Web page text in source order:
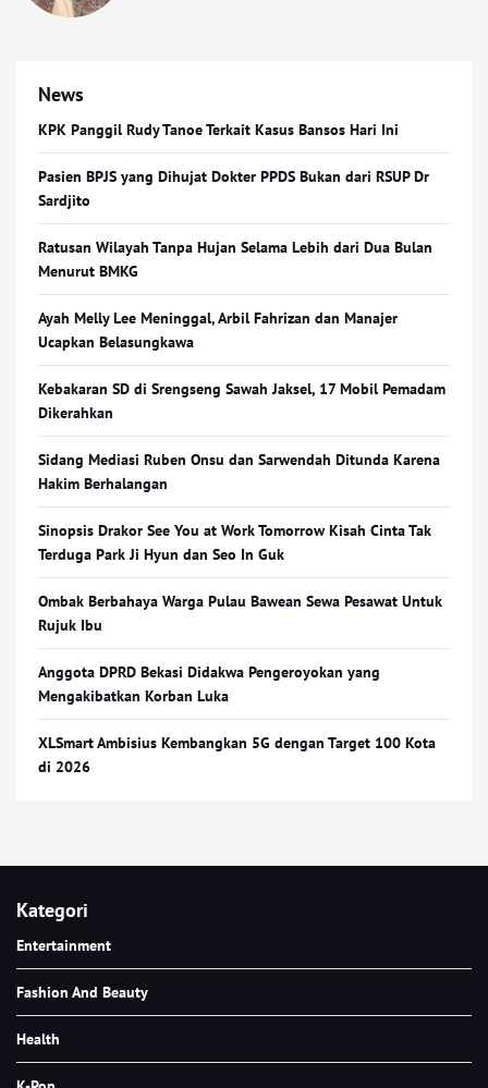
News
KPK Panggil Rudy Tanoe Terkait Kasus Bansos Hari Ini
Pasien BPJS yang Dihujat Dokter PPDS Bukan dari RSUP Dr
Sardjito
Ratusan Wilayah Tanpa Hujan Selama Lebih dari Dua Bulan
Menurut BMKG
Ayah Melly Lee Meninggal, Arbil Fahrizan dan Manajer
Ucapkan Belasungkawa
Kebakaran SD di Srengseng Sawah Jaksel, 17 Mobil Pemadam
Dikerahkan
Sidang Mediasi Ruben Onsu dan Sarwendah Ditunda Karena
Hakim Berhalangan
Sinopsis Drakor See You at Work Tomorrow Kisah Cinta Tak
Terduga Park Ji Hyun dan Seo In Guk
Ombak Berbahaya Warga Pulau Bawean Sewa Pesawat Untuk
Rujuk Ibu
Anggota DPRD Bekasi Didakwa Pengeroyokan yang
Mengakibatkan Korban Luka
XLSmart Ambisius Kembangkan 5G dengan Target 100 Kota
di 2026
Kategori
Entertainment
Fashion And Beauty
Health